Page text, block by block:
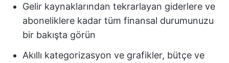
Gelir kaynaklarından tekrarlayan giderlere ve
aboneliklere kadar tüm finansal durumunuzu
bir bakışta görün
Akıllı kategorizasyon ve grafikler, bütçe ve